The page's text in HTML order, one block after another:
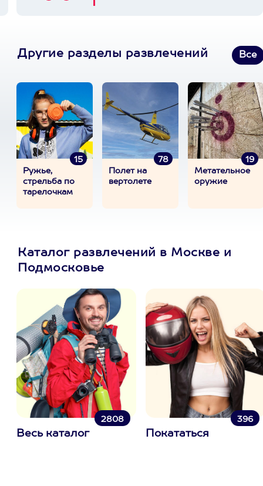
Другие разделы развлечений Все
15
Ружье,
стрельба по
тарелочкам
78
Полет на
вертолете
19
Метательное
оружие
Каталог развлечений в Москве и
Подмосковье
2808
Весь каталог
396
Покататься